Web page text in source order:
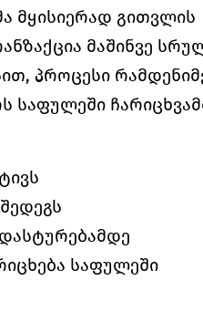
მყისიერად გითვლის
მაშინვე
პროცესი
საფულეში
საფულეში